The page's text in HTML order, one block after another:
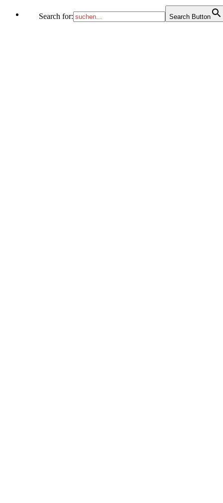
Search for: Search Button